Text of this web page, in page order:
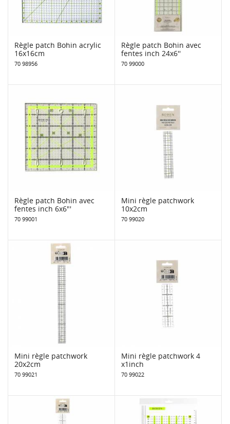
Règle patch Bohin acrylic
16x16cm
70 98956
Règle patch Bohin avec
fentes inch 24x6''
70 99000
Règle patch Bohin avec
fentes inch 6x6"'
70 99001
Mini règle patchwork
10x2cm
70 99020
Mini règle patchwork
20x2cm
70 99021
Mini règle patchwork 4
x1inch
70 99022